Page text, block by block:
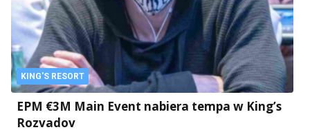
KING'S RESORT
EPM €3M Main Event nabiera tempa w King’s
Rozvadov